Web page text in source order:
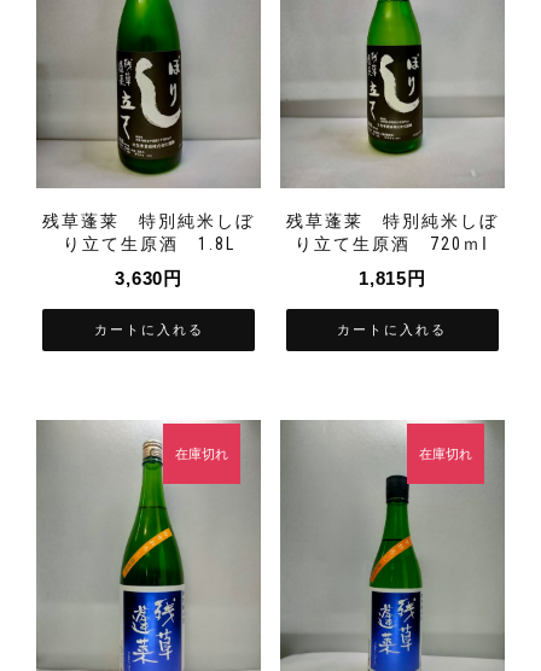
残草蓬莱 特別純米しぼ
り立て生原酒 1.8L
3,630 円
カートに入れる
残草蓬莱 特別純米しぼ
り立て生原酒 720ｍⅼ
1,815 円
カートに入れる
在庫切れ 在庫切れ